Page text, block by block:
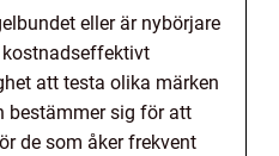
eller är nybörjare
att testa olika märken
bestämmer sig för att
de som åker frekvent